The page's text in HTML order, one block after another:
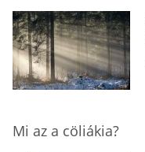
Mi az a cöliákia?